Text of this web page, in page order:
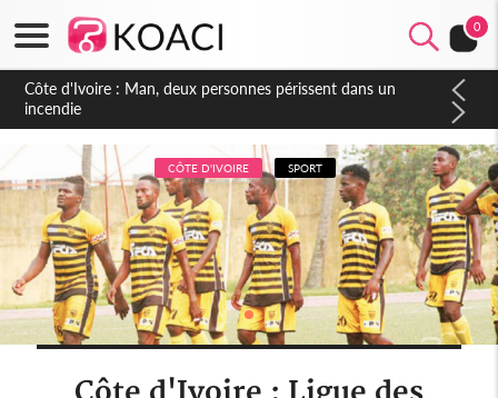
0
CÔTE D'IVOIRE SPORT